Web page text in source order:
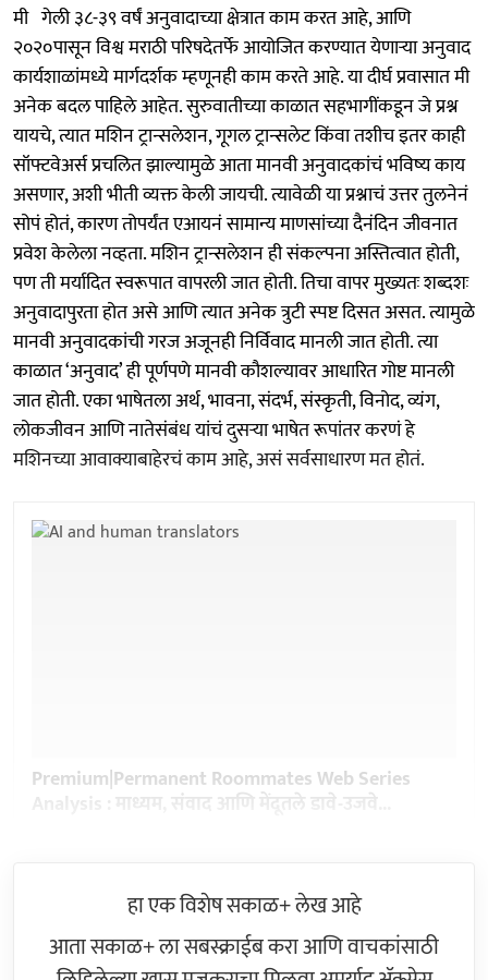
मी गेली ३८-३९ वर्षं अनुवादाच्या क्षेत्रात काम करत आहे, आणि
२०२०पासून विश्व मराठी परिषदेतर्फे आयोजित करण्यात येणाऱ्या अनुवाद
कार्यशाळांमध्ये मार्गदर्शक म्हणूनही काम करते आहे. या दीर्घ प्रवासात मी
अनेक बदल पाहिले आहेत. सुरुवातीच्या काळात सहभागींकडून जे प्रश्न
यायचे, त्यात मशिन ट्रान्सलेशन, गूगल ट्रान्सलेट किंवा तशीच इतर काही
सॉफ्टवेअर्स प्रचलित झाल्यामुळे आता मानवी अनुवादकांचं भविष्य काय
असणार, अशी भीती व्यक्त केली जायची. त्यावेळी या प्रश्नाचं उत्तर तुलनेनं
सोपं होतं, कारण तोपर्यंत एआयनं सामान्य माणसांच्या दैनंदिन जीवनात
प्रवेश केलेला नव्हता. मशिन ट्रान्सलेशन ही संकल्पना अस्तित्वात होती,
पण ती मर्यादित स्वरूपात वापरली जात होती. तिचा वापर मुख्यतः शब्दशः
अनुवादापुरता होत असे आणि त्यात अनेक त्रुटी स्पष्ट दिसत असत. त्यामुळे
मानवी अनुवादकांची गरज अजूनही निर्विवाद मानली जात होती. त्या
काळात ‘अनुवाद’ ही पूर्णपणे मानवी कौशल्यावर आधारित गोष्ट मानली
जात होती. एका भाषेतला अर्थ, भावना, संदर्भ, संस्कृती, विनोद, व्यंग,
लोकजीवन आणि नातेसंबंध यांचं दुसऱ्या भाषेत रूपांतर करणं हे
मशिनच्या आवाक्याबाहेरचं काम आहे, असं सर्वसाधारण मत होतं.
Premium|Permanent Roommates Web Series
Analysis : माध्यम, संवाद आणि मेंदूतले डावे-उजवे...
हा एक विशेष सकाळ+ लेख आहे
आता सकाळ+ ला सबस्क्राईब करा आणि वाचकांसाठी